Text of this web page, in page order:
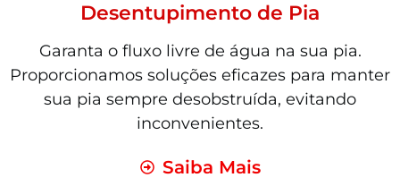
Desentupimento de Pia
Garanta o fluxo livre de água na sua pia.
Proporcionamos soluções eficazes para manter
sua pia sempre desobstruída, evitando
inconvenientes.
Saiba Mais